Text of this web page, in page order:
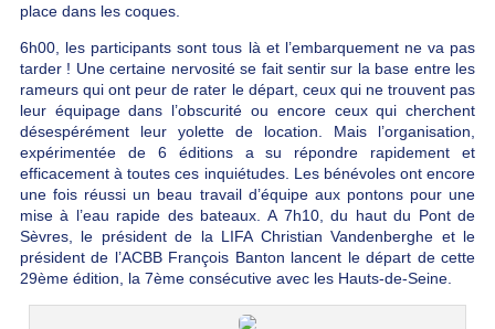
place dans les coques.
6h00, les participants sont tous là et l’embarquement ne va pas
tarder ! Une certaine nervosité se fait sentir sur la base entre les
rameurs qui ont peur de rater le départ, ceux qui ne trouvent pas
leur équipage dans l’obscurité ou encore ceux qui cherchent
désespérément leur yolette de location. Mais l’organisation,
expérimentée de 6 éditions a su répondre rapidement et
efficacement à toutes ces inquiétudes. Les bénévoles ont encore
une fois réussi un beau travail d’équipe aux pontons pour une
mise à l’eau rapide des bateaux. A 7h10, du haut du Pont de
Sèvres, le président de la LIFA Christian Vandenberghe et le
président de l’ACBB François Banton lancent le départ de cette
29ème édition, la 7ème consécutive avec les Hauts-de-Seine.